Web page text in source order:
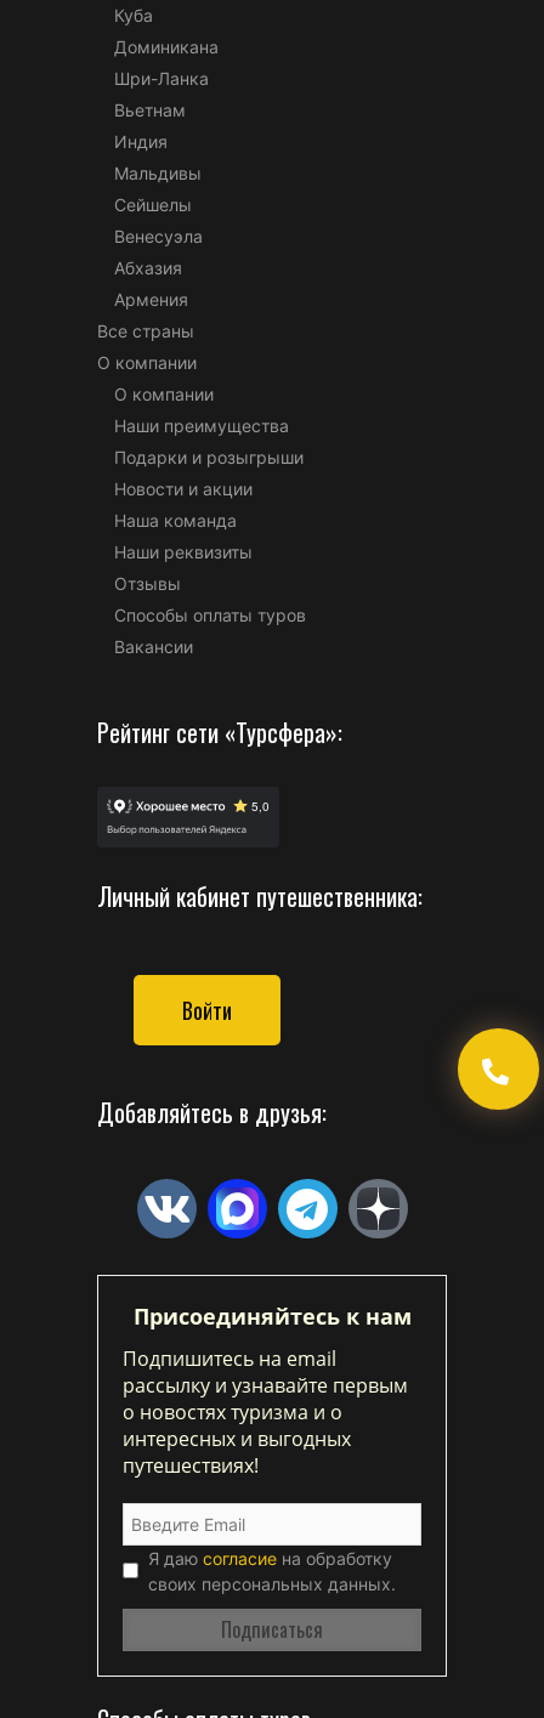
Куба
Доминикана
Шри-Ланка
Вьетнам
Индия
Мальдивы
Сейшелы
Венесуэла
Абхазия
Армения
Все страны
О компании
О компании
Наши преимущества
Подарки и розыгрыши
Новости и акции
Наша команда
Наши реквизиты
Отзывы
Способы оплаты туров
Вакансии
Рейтинг сети «Турсфера»:
Личный кабинет путешественника:
Войти
Добавляйтесь в друзья:
Присоединяйтесь к нам
Подпишитесь на email
рассылку и узнавайте первым
о новостях туризма и о
интересных и выгодных
путешествиях!
Я даю согласие на обработку
своих персональных данных.